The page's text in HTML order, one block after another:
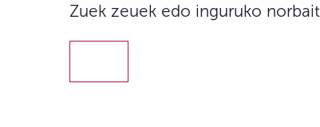
Zuek zeuek edo inguruko